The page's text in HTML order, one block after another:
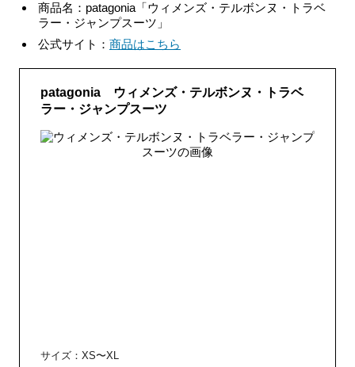
商品名：patagonia「ウィメンズ・テルボンヌ・トラベ
ラー・ジャンプスーツ」
公式サイト： 商品はこちら
patagonia ウィメンズ・テルボンヌ・トラベ
ラー・ジャンプスーツ
サイズ：XS〜XL